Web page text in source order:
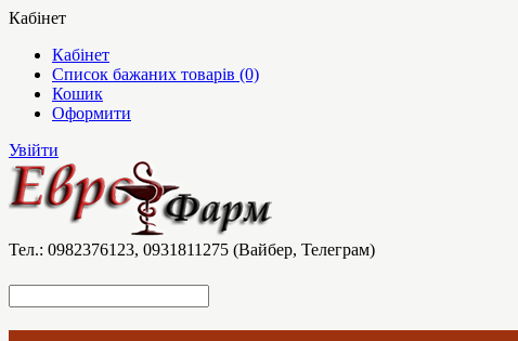
Кабінет
Кабінет
Список бажаних товарів (0)
Кошик
Оформити
Увійти
Тел.: 0982376123, 0931811275 (Вайбер, Телеграм)